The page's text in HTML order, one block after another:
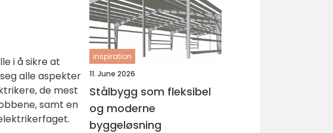
i å sikre at
alle aspekter
de mest
samt en
inspiration
11. June 2026
Stålbygg som fleksibel
og moderne
byggeløsning